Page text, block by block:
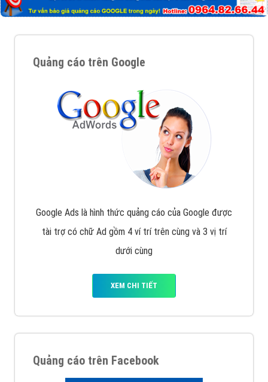
Quảng cáo trên Google
Google Ads là hình thức quảng cáo của Google được
tài trợ có chữ Ad gồm 4 ví trí trên cùng và 3 vị trí
dưới cùng
XEM CHI TIẾT
Quảng cáo trên Facebook